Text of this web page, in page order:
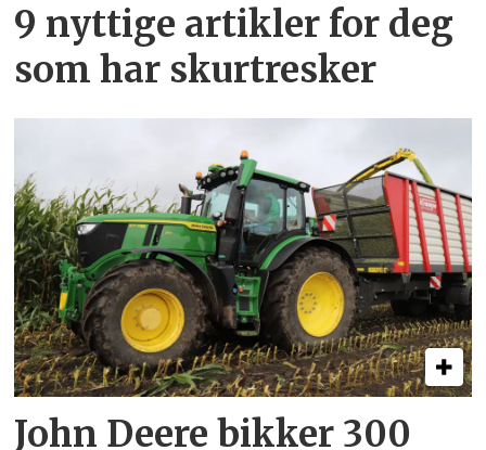
9 nyttige artikler for deg
som har skurtresker
John Deere bikker 300